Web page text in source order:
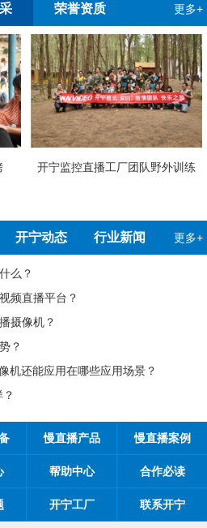
荣誉资质 更多+
练
开宁动态 行业新闻 更多+
工程商如何制定营销方案？
开宁慢直播厂家告诉您：如
慢直播产品 慢直播案例
帮助中心 合作必读
开宁工厂 联系开宁